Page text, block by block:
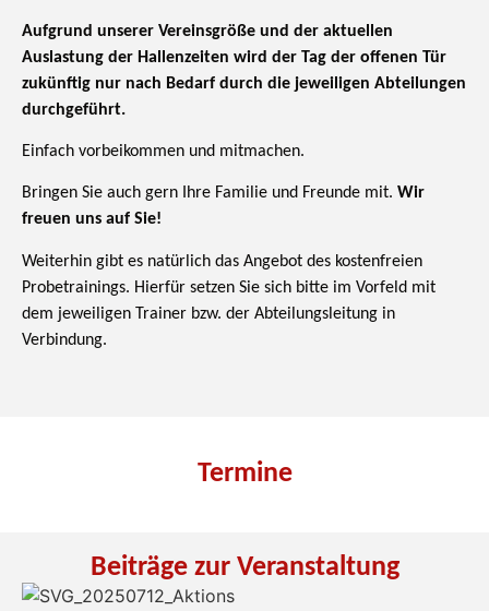
Aufgrund unserer Vereinsgröße und der aktuellen
Auslastung der Hallenzeiten wird der Tag der offenen Tür
zukünftig nur nach Bedarf durch die jeweiligen Abteilungen
durchgeführt.
Einfach vorbeikommen und mitmachen.
Bringen Sie auch gern Ihre Familie und Freunde mit. Wir
freuen uns auf Sie!
Weiterhin gibt es natürlich das Angebot des kostenfreien
Probetrainings. Hierfür setzen Sie sich bitte im Vorfeld mit
dem jeweiligen Trainer bzw. der Abteilungsleitung in
Verbindung.
Termine
Beiträge zur Veranstaltung